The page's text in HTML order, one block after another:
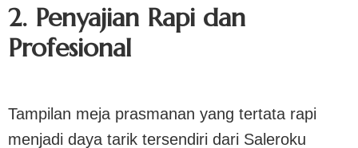
2. Penyajian Rapi dan
Profesional
Tampilan meja prasmanan yang tertata rapi
menjadi daya tarik tersendiri dari Saleroku